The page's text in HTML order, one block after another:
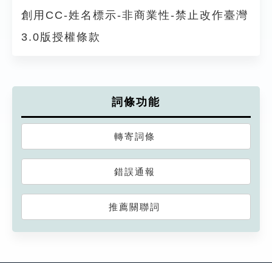
創用CC-姓名標示-非商業性-禁止改作臺灣
3.0版授權條款
詞條功能
轉寄詞條
錯誤通報
推薦關聯詞